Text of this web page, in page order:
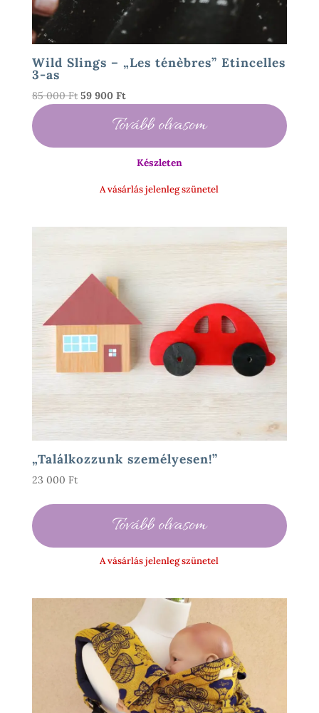
Wild Slings – „Les ténèbres” Etincelles
3-as
85 000Ft Original
59 900 FtCurrent
is:
900 Ft.
Tovább olvasom
Készleten
A vásárlás jelenleg szünetel
„Találkozzunk személyesen!”
23 000 Ft
Tovább olvasom
A vásárlás jelenleg szünetel